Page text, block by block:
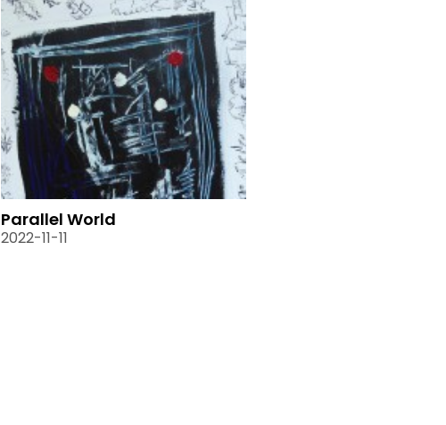
Parallel World
2022-11-11